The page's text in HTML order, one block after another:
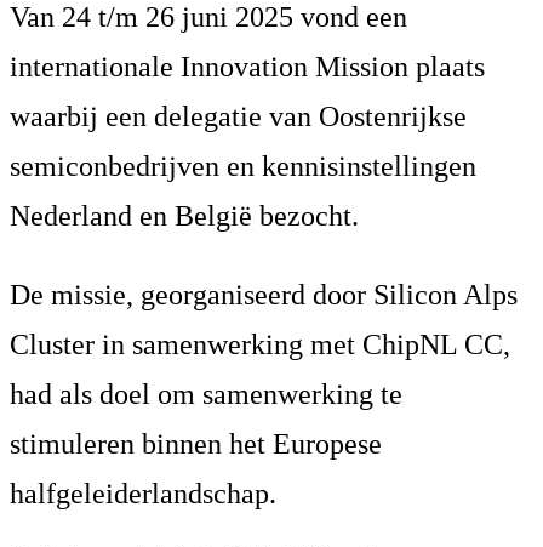
Van 24 t/m 26 juni 2025 vond een
internationale Innovation Mission plaats
waarbij een delegatie van Oostenrijkse
semiconbedrijven en kennisinstellingen
Nederland en België bezocht.
De missie, georganiseerd door Silicon Alps
Cluster in samenwerking met ChipNL CC,
had als doel om samenwerking te
stimuleren binnen het Europese
halfgeleiderlandschap.